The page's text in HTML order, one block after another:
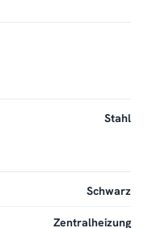
Stahl
Schwarz
Zentralheizung